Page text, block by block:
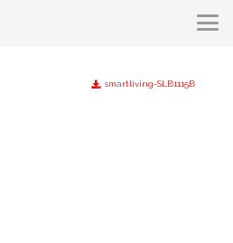
smartliving-SLB1115B